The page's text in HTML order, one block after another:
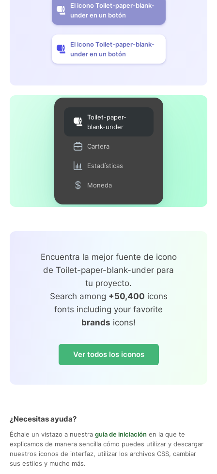
El icono Toilet-paper-blank-
under en un botón
El icono Toilet-paper-blank-
under en un botón
Toilet-paper-
blank-under
Cartera
Estadísticas
Moneda
Encuentra la mejor fuente de icono
de Toilet-paper-blank-under para
tu proyecto.
Search among +50,400 icons
fonts including your favorite
brands icons!
Ver todos los iconos
¿Necesitas ayuda?
Échale un vistazo a nuestra guía de iniciación en la que te
explicamos de manera sencilla cómo puedes utilizar y descargar
nuestros iconos de interfaz, utilizar los archivos CSS, cambiar
sus estilos y mucho más.